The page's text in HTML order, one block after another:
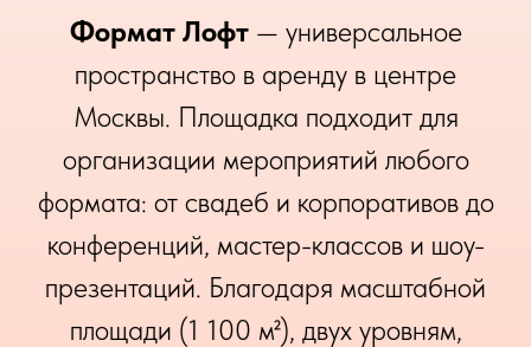
Формат Лофт— универсальное
пространство в аренду в центре
Москвы. Площадка подходит для
организации мероприятий любого
формата: от свадеб и корпоративов до
конференций, мастер-классов и шоу-
презентаций. Благодаря масштабной
площади (1 100 м²), двух уровням,